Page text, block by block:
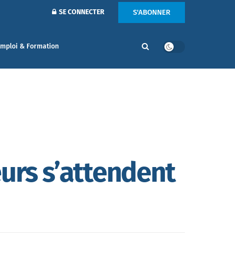
SE CONNECTER S'ABONNER
& Formation
s’attendent